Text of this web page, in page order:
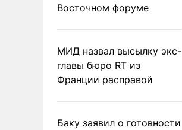
Восточном форуме
МИД назвал высылку экс-
главы бюро RT из
Франции расправой
Баку заявил о готовности